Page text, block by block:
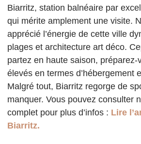
Biarritz, station balnéaire par
qui mérite amplement une visite.
apprécié l’énergie de cette ville
plages et architecture art déco.
partez en haute saison, préparez-
élevés en termes d’hébergement
Malgré tout, Biarritz regorge de
manquer. Vous pouvez consulter
complet pour plus d’infos : Lire
Biarritz.